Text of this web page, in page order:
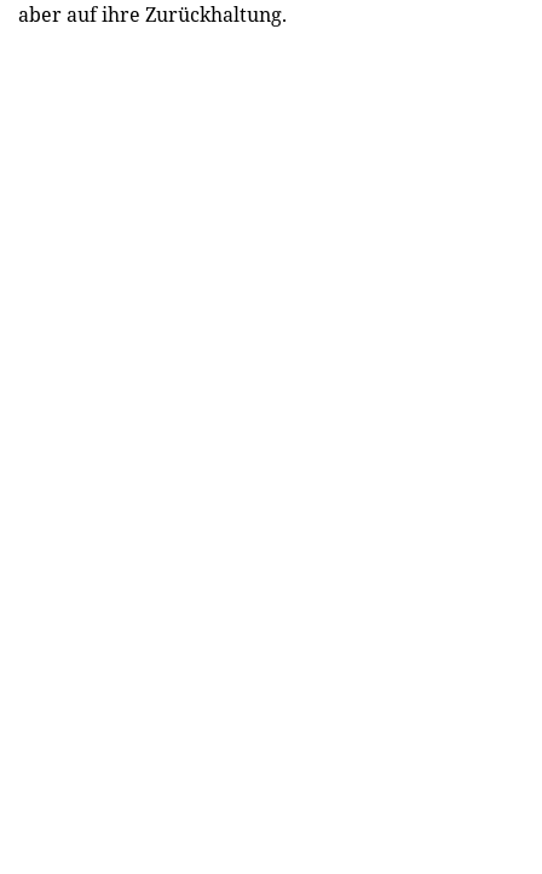
aber auf ihre Zurückhaltung.